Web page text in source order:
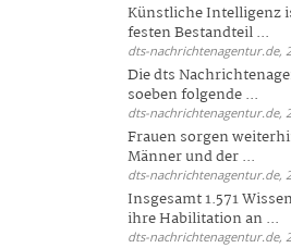
Künstliche Intelligenz
festen Bestandteil ...
dts-nachrichtenagentur.de,
Die dts
soeben folgende ...
dts-nachrichtenagentur.de,
Frauen sorgen
Männer und der ...
dts-nachrichtenagentur.de,
Insgesamt 1.571
ihre Habilitation an ...
dts-nachrichtenagentur.de,